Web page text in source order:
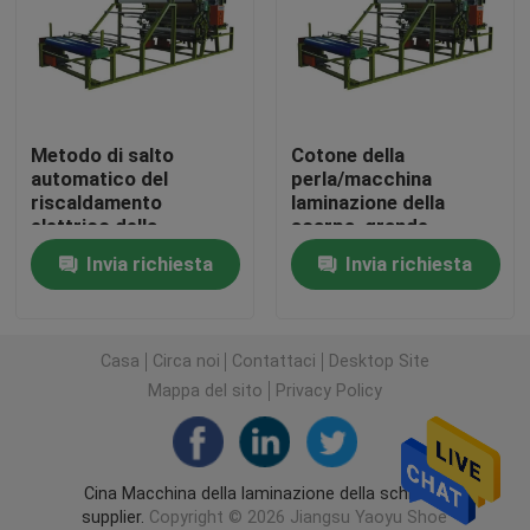
Tagliatrice capa di viaggio idraulica
Macchina della taglierina della striscia del tessuto
Tagliatrice del rotolo del tessuto
Macchina di diffusione automatica
Goffratrice ultrasonica
Tagliatrice del computer
Metodo di salto
automatico del
riscaldamento
elettrico della
macchina della
laminazione del
tessuto della casa dei
Invia richiesta
Cotone della
perla/macchina
laminazione della
scarpa, grande
macchina della
laminazione di Eva
Invia richiesta
Casa Circa noi Contattaci
Desktop Site
Mappa del sito
Privacy Policy
Cina Macchina della laminazione della schiuma
supplier. Copyright © 2026 Jiangsu Yaoyu Shoe